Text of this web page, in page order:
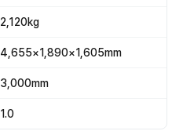
2,120kg
4,655×1,890×1,605mm
3,000mm
1.0